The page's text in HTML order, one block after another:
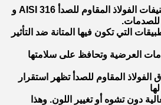
3المقاومة للصدمات: تصنيفات الفولاذ المقاوم للصدأ AISI 316 و
التي تكون فيها المتانة ضد التأثير
العرضية وتحافظ على سلامتها
الفولاذ المقاوم للصدأ تظهر استقرار
دون تشوه أو تغيير اللون. وهذا